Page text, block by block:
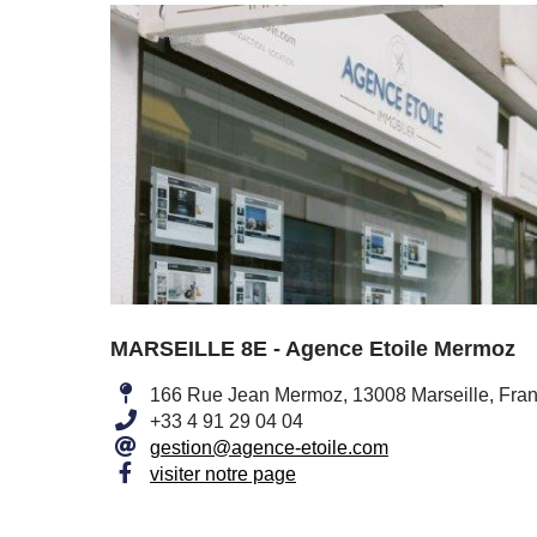
MARSEILLE 8E - Agence Etoile Mermoz
166 Rue Jean Mermoz, 13008 Marseille,
+33 4 91 29 04 04
gestion@agence-etoile.com
visiter notre page